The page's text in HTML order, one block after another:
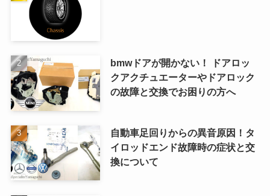
bmwドアが開かない！ ドアロッ
クアクチュエーターやドアロック
の故障と交換でお困りの方へ
自動車足回りからの異音原因！タ
イロッドエンド故障時の症状と交
換について